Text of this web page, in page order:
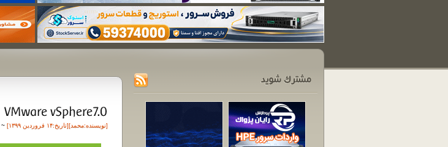
[نویسنده:محمد][تاريخ:۱۴ فروردین ۱۳۹۹] ~